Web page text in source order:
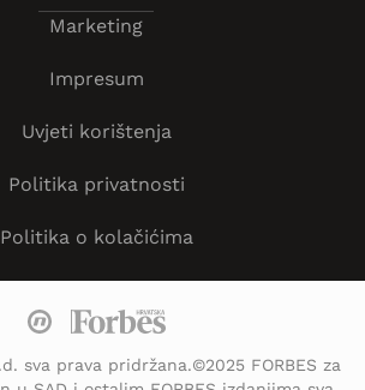
Marketing
Impresum
Uvjeti korištenja
Politika privatnosti
Politika o kolačićima
sva prava pridržana.©2025 FORBES za